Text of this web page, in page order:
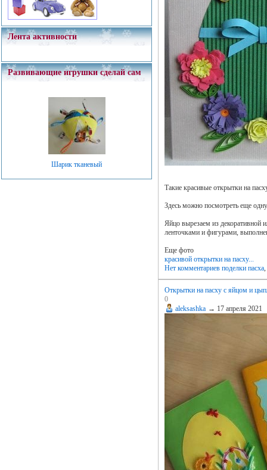
Лента активности
Развивающие игрушки сделай сам
Шарик тканевый
Такие красивые открытки на
Здесь можно посмотреть еще
Яйцо вырезаем из декоративной
ленточками и фигурами,
Еще фото
красивой открытки на пасху...
Нет комментариев поделки пасха,
Открытки на пасху с яйцом и
0
aleksashka → 17 апреля 2021